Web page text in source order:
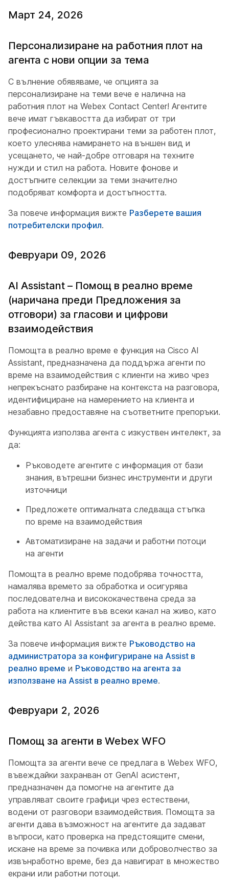
Март 24, 2026
Персонализиране на работния плот на
агента с нови опции за тема
С вълнение обявяваме, че опцията за
персонализиране на теми вече е налична на
работния плот на Webex Contact Center! Агентите
вече имат гъвкавостта да избират от три
професионално проектирани теми за работен плот,
което улеснява намирането на външен вид и
усещането, че най-добре отговаря на техните
нужди и стил на работа. Новите фонове и
достъпните селекции за теми значително
подобряват комфорта и достъпността.
За повече информация вижте Разберете вашия
потребителски профил.
Февруари 09, 2026
AI Assistant – Помощ в реално време
(наричана преди Предложения за
отговори) за гласови и цифрови
взаимодействия
Помощта в реално време е функция на Cisco AI
Assistant, предназначена да поддържа агенти по
време на взаимодействия с клиенти на живо чрез
непрекъснато разбиране на контекста на разговора,
идентифициране на намерението на клиента и
незабавно предоставяне на съответните препоръки.
Функцията използва агента с изкуствен интелект, за
да:
Ръководете агентите с информация от бази
знания, вътрешни бизнес инструменти и други
източници
Предложете оптималната следваща стъпка
по време на взаимодействия
Автоматизиране на задачи и работни потоци
на агенти
Помощта в реално време подобрява точността,
намалява времето за обработка и осигурява
последователна и висококачествена среда за
работа на клиентите във всеки канал на живо, като
действа като AI Assistant за агента в реално време.
За повече информация вижте Ръководство на
администратора за конфигуриране на Assist в
реално време и Ръководство на агента за
използване на Assist в реално време.
Февруари 2, 2026
Помощ за агенти в Webex WFO
Помощта за агенти вече се предлага в Webex WFO,
въвеждайки захранван от GenAI асистент,
предназначен да помогне на агентите да
управляват своите графици чрез естествени,
водени от разговори взаимодействия. Помощта за
агенти дава възможност на агентите да задават
въпроси, като проверка на предстоящите смени,
искане на време за почивка или доброволчество за
извънработно време, без да навигират в множество
екрани или работни потоци.